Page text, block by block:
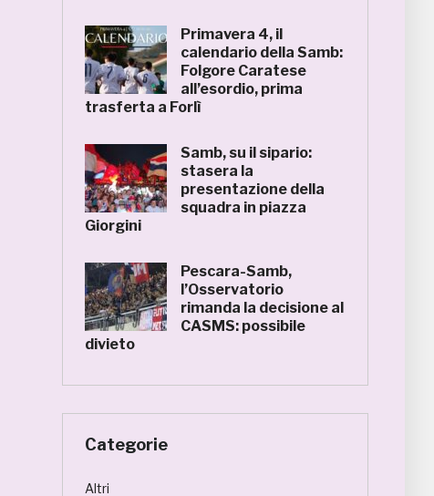
Primavera 4, il
calendario della Samb:
Folgore Caratese
all’esordio, prima
trasferta a Forlì
Samb, su il sipario:
stasera la
presentazione della
squadra in piazza
Giorgini
Pescara-Samb,
l’Osservatorio
rimanda la decisione al
CASMS: possibile
divieto
Categorie
Altri